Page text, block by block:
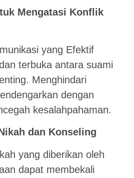
Mengatasi Konflik
yang Efektif
terbuka antara suami
Menghindari
dengan
kesalahpahaman.
dan Konseling
yang diberikan oleh
dapat membekali